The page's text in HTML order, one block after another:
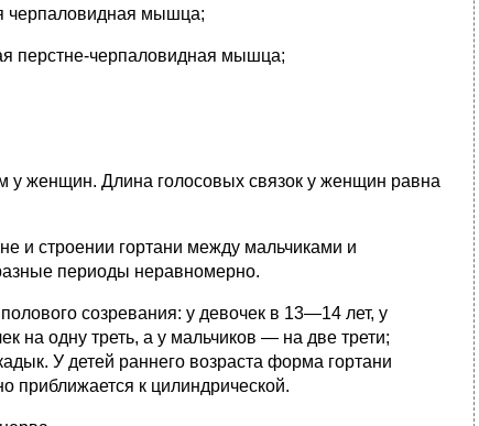
черпаловидная мышца;
перстне-черпаловидная мышца;
у женщин. Длина голосовых связок у женщин равна
и строении гортани между мальчиками и
периоды неравномерно.
созревания: у девочек в 13—14 лет, у
на одну треть, а у мальчиков — на две трети;
У детей раннего возраста форма гортани
приближается к цилиндрической.